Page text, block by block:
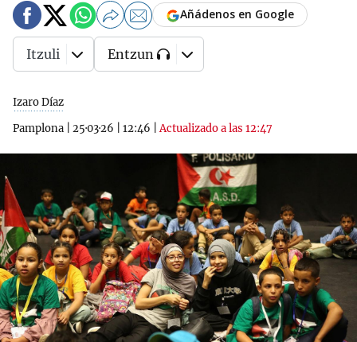
Izaro Díaz
Pamplona
25·03·26 12:46 |Actualizado a las 12:47
Añádenos en Google
Itzuli Entzun